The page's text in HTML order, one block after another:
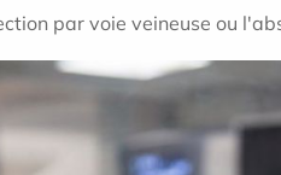
par voie veineuse ou